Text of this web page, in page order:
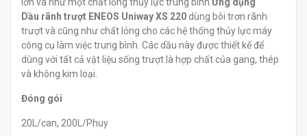
Dầu rãnh trượt ENEOS Uniway XS 220 dùng bôi trơn rãnh
trượt và cũng như chất lỏng cho các hệ thống thủy lực máy
công cụ làm việc trung bình. Các dầu này được thiết kế để
dùng với tất cả vật liệu sống trượt là hợp chất của gang, thép
và không kim loại.
Đóng gói
20L/can, 200L/Phuy